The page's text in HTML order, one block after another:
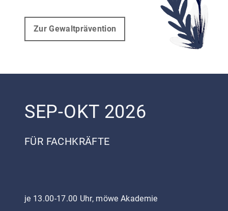
Zur Gewaltprävention
SEP-OKT 2026
FÜR FACHKRÄFTE
je 13.00-17.00 Uhr, möwe Akademie